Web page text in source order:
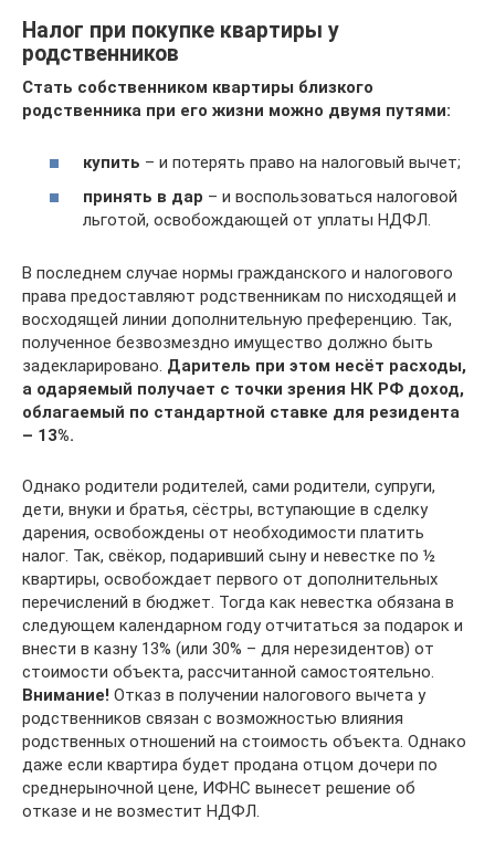
Налог при покупке квартиры у
родственников
Стать собственником квартиры близкого
родственника при его жизни можно двумя путями:
купить – и потерять право на налоговый вычет;
принять в дар – и воспользоваться налоговой
льготой, освобождающей от уплаты НДФЛ.
В последнем случае нормы гражданского и налогового
права предоставляют родственникам по нисходящей и
восходящей линии дополнительную преференцию. Так,
полученное безвозмездно имущество должно быть
задекларировано. Даритель при этом несёт расходы,
а одаряемый получает с точки зрения НК РФ доход,
облагаемый по стандартной ставке для резидента
– 13%.
Однако родители родителей, сами родители, супруги,
дети, внуки и братья, сёстры, вступающие в сделку
дарения, освобождены от необходимости платить
налог. Так, свёкор, подаривший сыну и невестке по ½
квартиры, освобождает первого от дополнительных
перечислений в бюджет. Тогда как невестка обязана в
следующем календарном году отчитаться за подарок и
внести в казну 13% (или 30% – для нерезидентов) от
стоимости объекта, рассчитанной самостоятельно.
Внимание! Отказ в получении налогового вычета у
родственников связан с возможностью влияния
родственных отношений на стоимость объекта. Однако
даже если квартира будет продана отцом дочери по
среднерыночной цене, ИФНС вынесет решение об
отказе и не возместит НДФЛ.